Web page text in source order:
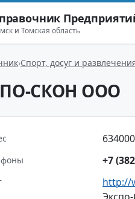
и Томская область
Спорт, досуг и
СКОН ООО
+7
http://